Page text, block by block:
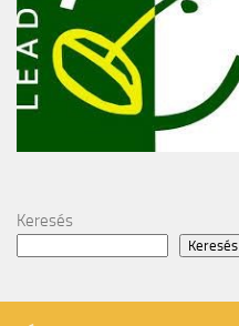
Keresés
Keresés